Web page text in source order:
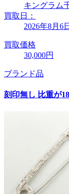
キングラム
買取日：
2026年8月6日
買取価格
30,000円
ブランド品
刻印無し 比重が